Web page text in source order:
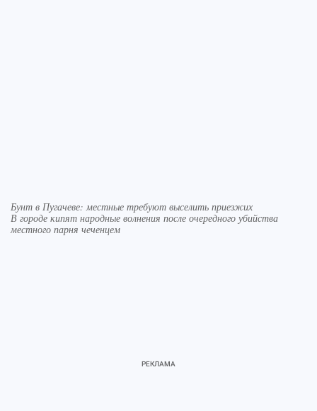
Бунт в Пугачеве: местные требуют выселить приезжих
В городе кипят народные волнения после очередного убийства
местного парня чеченцем